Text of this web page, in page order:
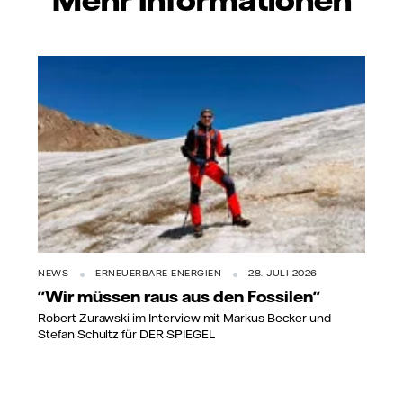
NEWS ERNEUERBARE ENERGIEN 28. JULI 2026
"Wir müssen raus aus den Fossilen"
Robert Zurawski im Interview mit Markus Becker und
Stefan Schultz für DER SPIEGEL